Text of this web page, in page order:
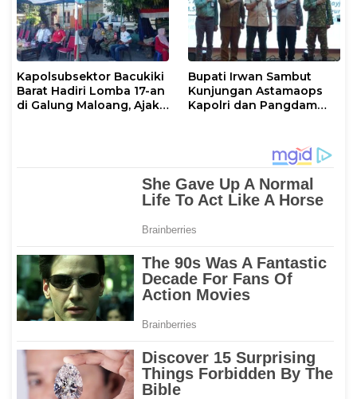
Kapolsubsektor Bacukiki
Barat Hadiri Lomba 17-an
di Galung Maloang, Ajak
Bupati Irwan Sambut
Kunjungan Astamaops
Kapolri dan Pangdam